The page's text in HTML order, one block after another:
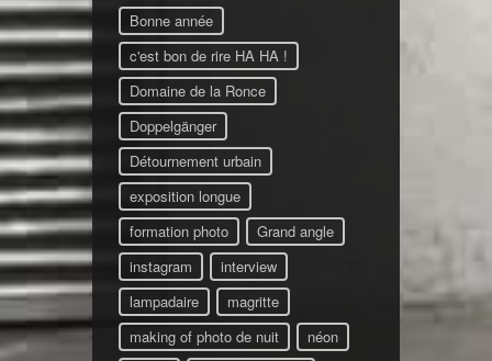
Bonne année
c'est bon de rire HA HA !
Domaine de la Ronce
Doppelgänger
Détournement urbain
exposition longue
formation photo
Grand angle
instagram
interview
lampadaire
magritte
making of photo de nuit
néon